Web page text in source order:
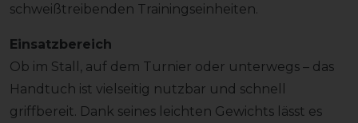
schweißtreibenden Trainingseinheiten.
Einsatzbereich
Ob im Stall, auf dem Turnier oder unterwegs – das
Handtuch ist vielseitig nutzbar und schnell
griffbereit. Dank seines leichten Gewichts lässt es